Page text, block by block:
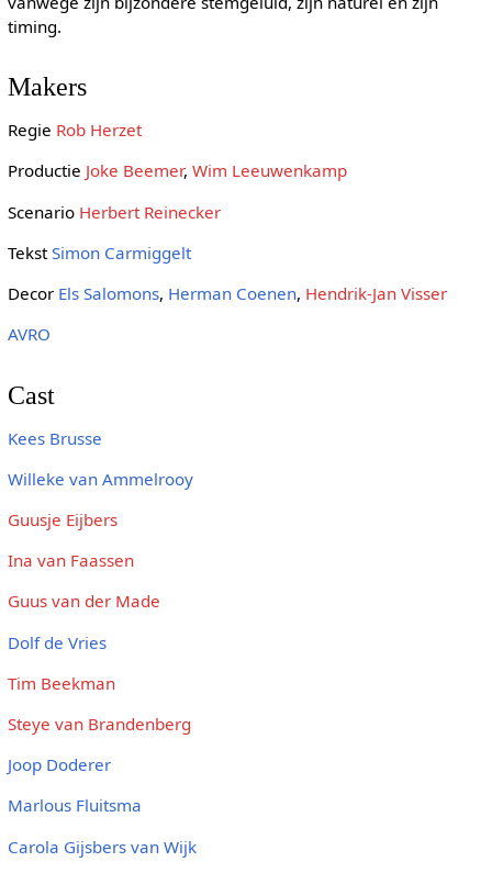
timing.
Makers
Regie Rob Herzet
Productie Joke Beemer, Wim Leeuwenkamp
Scenario Herbert Reinecker
TekstSimon Carmiggelt
Decor Els Salomons, Herman Coenen, Hendrik-Jan Visser
AVRO
Cast
Kees Brusse
Willeke van Ammelrooy
Guusje Eijbers
Ina van Faassen
Guus van der Made
Dolf de Vries
Tim Beekman
Steye van Brandenberg
Joop Doderer
Marlous Fluitsma
Carola Gijsbers van Wijk